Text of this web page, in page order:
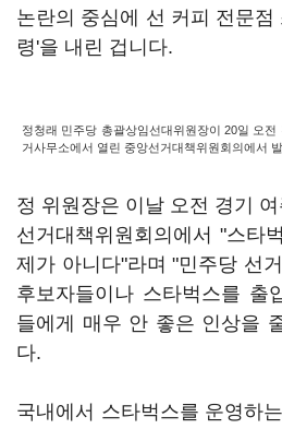
논란의 중심에 선 커피 전문점
령'을 내린 겁니다.
정청래 민주당 총괄상임선대위원장이 20일 오
거사무소에서 열린 중앙선거대책위원회의에서
정 위원장은 이날 오전 경기
선거대책위원회의에서 "스타
제가 아니다"라며 "민주당 선
후보자들이나 스타벅스를 출
들에게 매우 안 좋은 인상을
다.
국내에서 스타벅스를 운영하